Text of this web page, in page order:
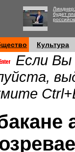
будет
Культура
Если Вы